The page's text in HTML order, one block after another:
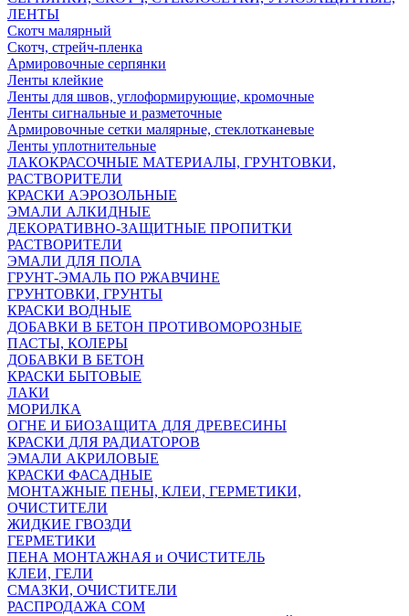
ЛЕНТЫ
Скотч малярный
Скотч, стрейч-пленка
Армировочные серпянки
Ленты клейкие
Ленты для швов, углоформирующие, кромочные
Ленты сигнальные и разметочные
Армировочные сетки малярные, стеклотканевые
Ленты уплотнительные
ЛАКОКРАСОЧНЫЕ МАТЕРИАЛЫ, ГРУНТОВКИ,
РАСТВОРИТЕЛИ
КРАСКИ АЭРОЗОЛЬНЫЕ
ЭМАЛИ АЛКИДНЫЕ
ДЕКОРАТИВНО-ЗАЩИТНЫЕ ПРОПИТКИ
РАСТВОРИТЕЛИ
ЭМАЛИ ДЛЯ ПОЛА
ГРУНТ-ЭМАЛЬ ПО РЖАВЧИНЕ
ГРУНТОВКИ, ГРУНТЫ
КРАСКИ ВОДНЫЕ
ДОБАВКИ В БЕТОН ПРОТИВОМОРОЗНЫЕ
ПАСТЫ, КОЛЕРЫ
ДОБАВКИ В БЕТОН
КРАСКИ БЫТОВЫЕ
ЛАКИ
МОРИЛКА
ОГНЕ И БИОЗАЩИТА ДЛЯ ДРЕВЕСИНЫ
КРАСКИ ДЛЯ РАДИАТОРОВ
ЭМАЛИ АКРИЛОВЫЕ
КРАСКИ ФАСАДНЫЕ
МОНТАЖНЫЕ ПЕНЫ, КЛЕИ, ГЕРМЕТИКИ,
ОЧИСТИТЕЛИ
ЖИДКИЕ ГВОЗДИ
ГЕРМЕТИКИ
ПЕНА МОНТАЖНАЯ и ОЧИСТИТЕЛЬ
КЛЕИ, ГЕЛИ
СМАЗКИ, ОЧИСТИТЕЛИ
РАСПРОДАЖА СОМ